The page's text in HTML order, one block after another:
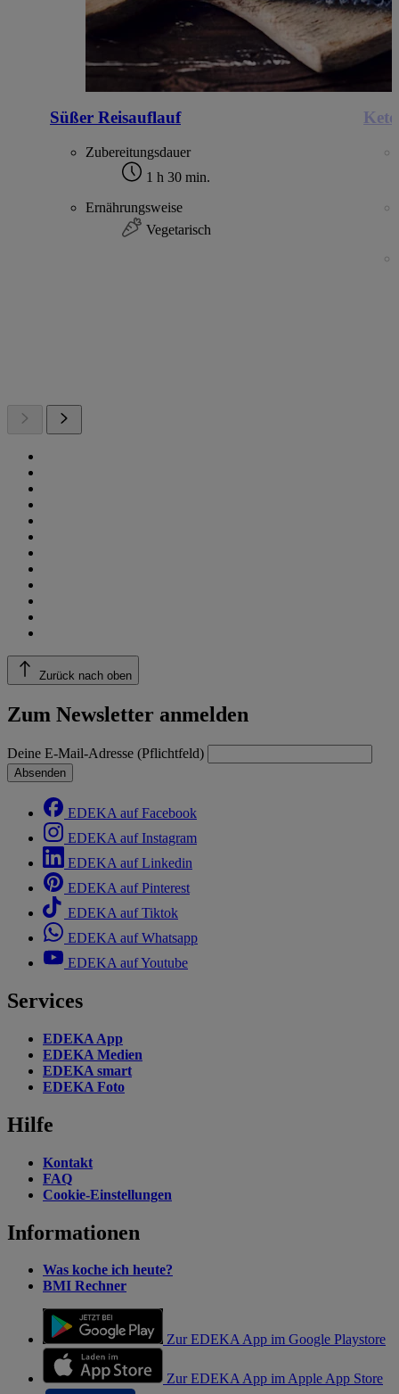
Süßer Reisauflauf
Zubereitungsdauer
1 h 30 min.
Ernährungsweise
Vegetarisch
Zurück nach oben
Zum Newsletter anmelden
Deine E-Mail-Adresse (Pflichtfeld)
Absenden
EDEKA auf Facebook
EDEKA auf Instagram
EDEKA auf Linkedin
EDEKA auf Pinterest
EDEKA auf Tiktok
EDEKA auf Whatsapp
EDEKA auf Youtube
Services
EDEKA App
EDEKA Medien
EDEKA smart
EDEKA Foto
Hilfe
Kontakt
FAQ
Cookie-Einstellungen
Informationen
Was koche ich heute?
BMI Rechner
Zur EDEKA App im Google Playstore
Zur EDEKA App im Apple App Store